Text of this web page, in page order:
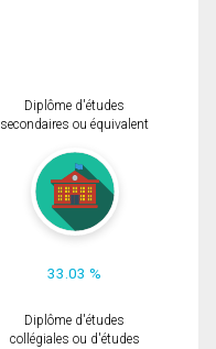
Diplôme d'études
secondaires ou équivalent
33.03 %
Diplôme d'études
collégiales ou d'études